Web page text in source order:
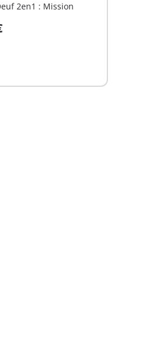
2en1 : Mission